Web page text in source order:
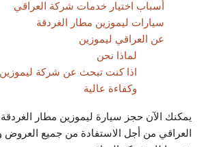
أسباب اختيار خدمات شركة العراقي
سيارات ليموزين مطار الغردقة
عن العراقي ليموزين
لماذا نحن
اذا كنت تبحث عن شركة
وكفاءة عالية
يمكنك الآن حجز سيارة ليموزين مطار
العراقي من أجل الاستفادة من جميع العروض